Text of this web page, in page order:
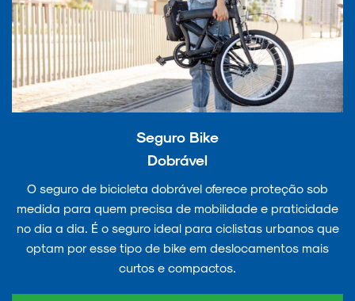
Seguro Bike
Dobrável
O seguro de bicicleta dobrável oferece proteção sob
medida para quem precisa de mobilidade e praticidade
no dia a dia. É o seguro ideal para ciclistas urbanos que
optam por esse tipo de bike em deslocamentos mais
curtos e compactos.